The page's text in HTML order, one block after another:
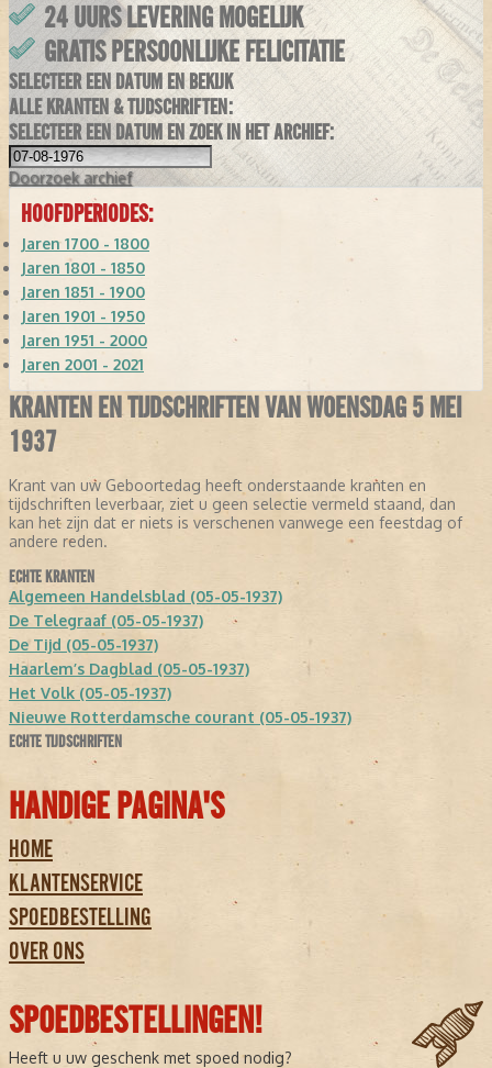
24 UURS LEVERING MOGELIJK
GRATIS PERSOONLIJKE FELICITATIE
SELECTEER EEN DATUM EN BEKIJK
ALLE KRANTEN & TIJDSCHRIFTEN:
SELECTEER EEN DATUM EN ZOEK IN HET ARCHIEF:
Doorzoek archief
HOOFDPERIODES:
Jaren 1700 - 1800
Jaren 1801 - 1850
Jaren 1851 - 1900
Jaren 1901 - 1950
Jaren 1951 - 2000
Jaren 2001 - 2021
KRANTEN EN TIJDSCHRIFTEN VAN WOENSDAG 5 MEI
1937
Krant van uw Geboortedag heeft onderstaande kranten en
tijdschriften leverbaar, ziet u geen selectie vermeld staand, dan
kan het zijn dat er niets is verschenen vanwege een feestdag of
andere reden.
ECHTE KRANTEN
Algemeen Handelsblad (05-05-1937)
De Telegraaf (05-05-1937)
De Tijd (05-05-1937)
Haarlem’s Dagblad (05-05-1937)
Het Volk (05-05-1937)
Nieuwe Rotterdamsche courant (05-05-1937)
ECHTE TIJDSCHRIFTEN
HANDIGE PAGINA'S
HOME
KLANTENSERVICE
SPOEDBESTELLING
OVER ONS
SPOEDBESTELLINGEN!
Heeft u uw geschenk met spoed nodig?